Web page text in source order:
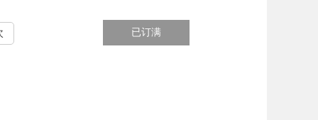
已订满